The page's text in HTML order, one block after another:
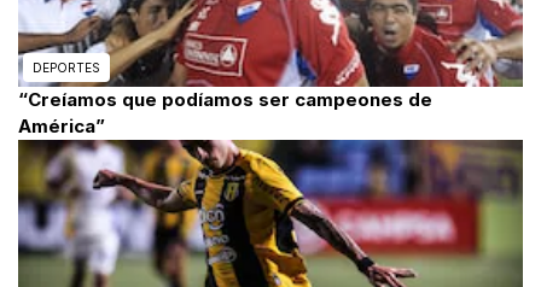
DEPORTES
“Creíamos que podíamos ser campeones de
América”